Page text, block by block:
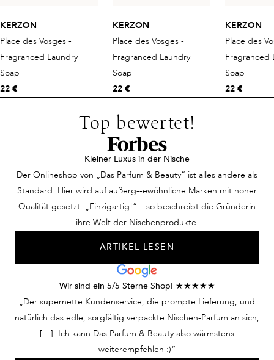
KERZON
Place des Vosges -
Fragranced Laundry
Soap
22 €
KERZON
Place des Vosges -
Fragranced Laundry
Soap
22 €
KERZON
Place des
Fragranced
Soap
22 €
Top bewertet!
Kleiner Luxus in der Nische
Der Onlineshop von „Das Parfum & Beauty“ ist alles andere als
Standard. Hier wird auf außerg--ewöhnliche Marken mit hoher
Qualität gesetzt. „Einzigartig!“ – so beschreibt die Gründerin
ihre Welt der Nischenprodukte.
ARTIKEL LESEN
Wir sind ein 5/5 Sterne Shop! ★★★★★
„Der supernette Kundenservice, die prompte Lieferung, und
natürlich das edle, sorgfältig verpackte Nischen-Parfum an sich,
[…]. Ich kann Das Parfum & Beauty also wärmstens
weiterempfehlen :)“